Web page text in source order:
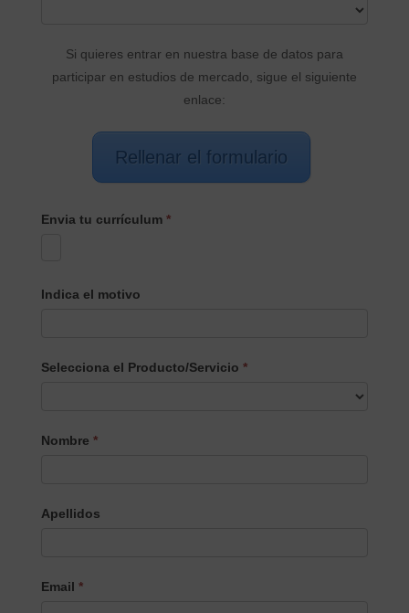
Si quieres entrar en nuestra base de datos para
participar en estudios de mercado, sigue el siguiente
enlace:
Rellenar el formulario
Envia tu currículum *
Indica el motivo
Selecciona el Producto/Servicio *
el
Nombre *
Apellidos
Email *